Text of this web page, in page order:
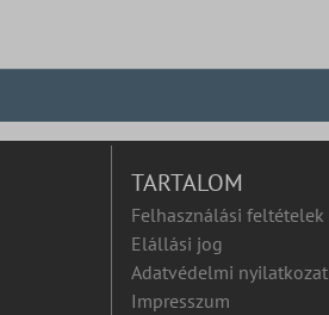
TARTALOM
Felhasználási feltételek
Elállási jog
Adatvédelmi nyilatkozat
Impresszum